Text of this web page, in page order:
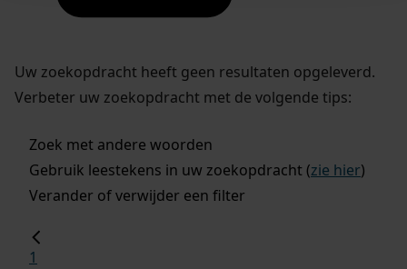
Uw zoekopdracht heeft geen resultaten opgeleverd.
Verbeter uw zoekopdracht met de volgende tips:
Zoek met andere woorden
Gebruik leestekens in uw zoekopdracht (zie hier)
Verander of verwijder een filter
1